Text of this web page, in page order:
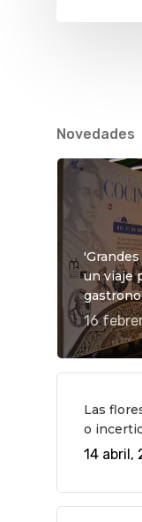
Novedades
un viaje
16
Las
o
14 abril,